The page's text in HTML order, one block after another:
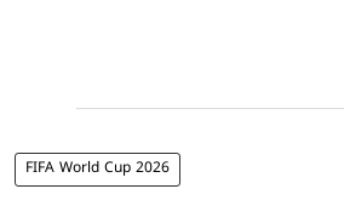
FIFA World Cup 2026